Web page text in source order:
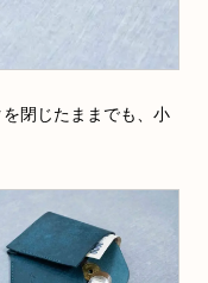
閉じたままでも、小